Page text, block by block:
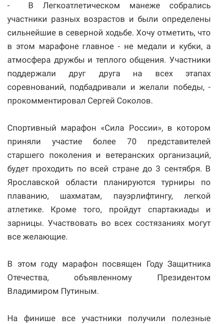
- В Легкоатлетическом манеже собрались
участники разных возрастов и были определены
сильнейшие в северной ходьбе. Хочу отметить, что
в этом марафоне главное - не медали и кубки, а
атмосфера дружбы и теплого общения. Участники
поддержали друг друга на всех этапах
соревнований, подбадривали и желали победы, -
прокомментировал Сергей Соколов.
Спортивный марафон «Сила России», в котором
приняли участие более 70 представителей
старшего поколения и ветеранских организаций,
будет проходить по всей стране до 3 сентября. В
Ярославской области планируются турниры по
плаванию, шахматам, пауэрлифтингу, легкой
атлетике. Кроме того, пройдут спартакиады и
зарницы. Участвовать во всех состязаниях могут
все желающие.
В этом году марафон посвящен Году Защитника
Отечества, объявленному Президентом
Владимиром Путиным.
На финише все участники получили полезные